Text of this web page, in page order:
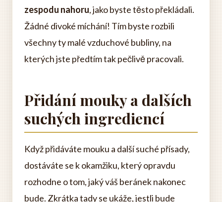
zespodu nahoru, jako byste těsto překládali.
Žádné divoké míchání! Tím byste rozbili
všechny ty malé vzduchové bubliny, na
kterých jste předtím tak pečlivě pracovali.
Přidání mouky a dalších
suchých ingrediencí
Když přidáváte mouku a další suché přísady,
dostáváte se k okamžiku, který opravdu
rozhodne o tom, jaký váš beránek nakonec
bude. Zkrátka tady se ukáže, jestli bude